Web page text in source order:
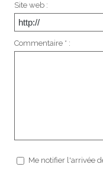
Site web :
Commentaire * :
Me notifier l'arrivée